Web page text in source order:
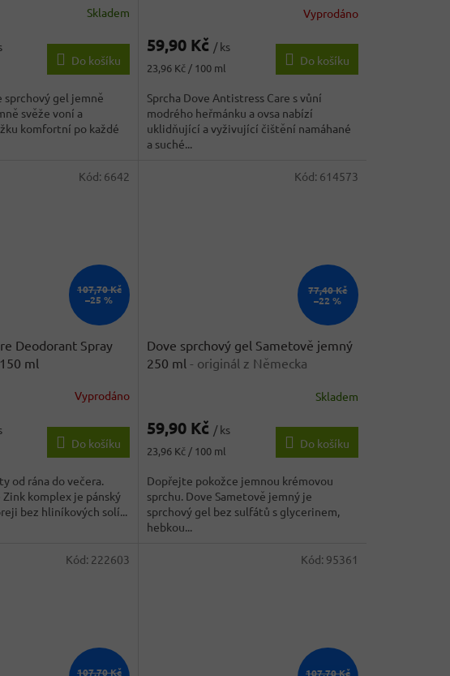
Skladem
Do košíku
sprchový gel jemně
svěže voní a
komfortní po každé
Vyprodáno
59,90 Kč / ks
Měrná
23,96 Kč / 100 ml
Do košíku
Sprcha Dove Antistress Care s vůní
modrého heřmánku a ovsa nabízí
uklidňující a vyživující čištění namáhané
a suché...
107,70 Kč
–25 %
Deodorant Spray
ml
Vyprodáno
Do košíku
od rána do večera.
Zink komplex je pánský
bez hliníkových solí...
Kód: 6642
77,40 Kč
–22 %
Dove sprchový gel Sametově jemný
250 ml - originál z Německa
produktu
4,3
z
hvězdiček.
Skladem
59,90 Kč / ks
Měrná
23,96 Kč / 100 ml
Do košíku
Dopřejte pokožce jemnou krémovou
sprchu. Dove Sametově jemný je
sprchový gel bez sulfátů s glycerinem,
hebkou...
Kód: 614573
107,70 Kč
Kód: 222603
107,70 Kč
Kód: 95361